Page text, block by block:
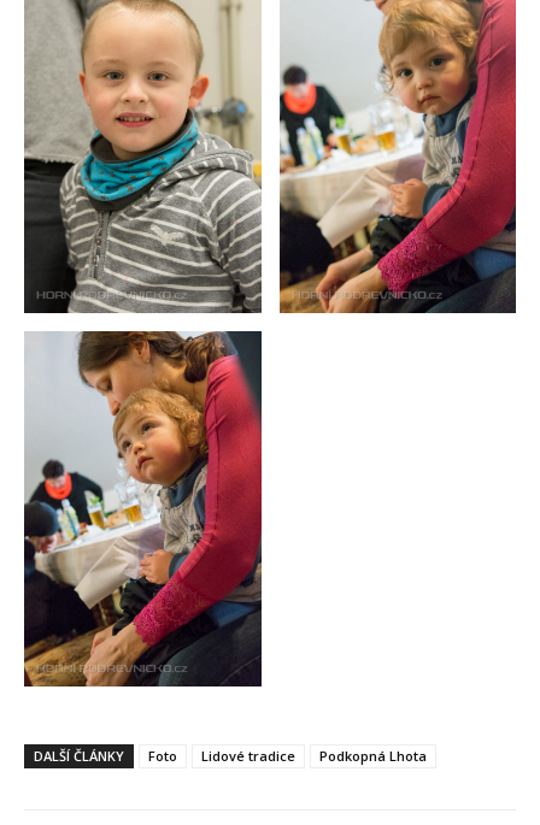
DALŠÍ ČLÁNKY Foto Lidové tradice Podkopná Lhota